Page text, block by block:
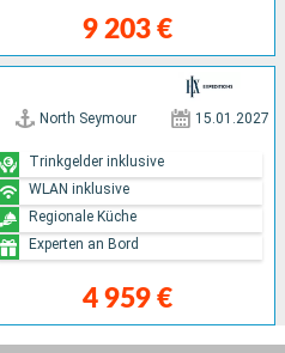
9 203 €
North Seymour 15.01.2027
4 959 €
Trinkgelder inklusive
WLAN inklusive
Regionale Küche
Experten an Bord